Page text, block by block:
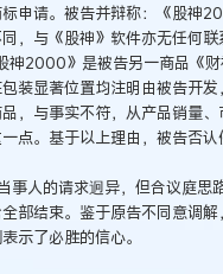
申请。被告并辩称：《股神
，与《股神》软件亦无任何
神2000》是被告另一商品《
装显著位置均注明由被告开
，与事实不符，从产品销量
点。基于以上理由，被告否认
人的请求迥异，但合议庭思
部结束。鉴于原告不同意调
示了必胜的信心。